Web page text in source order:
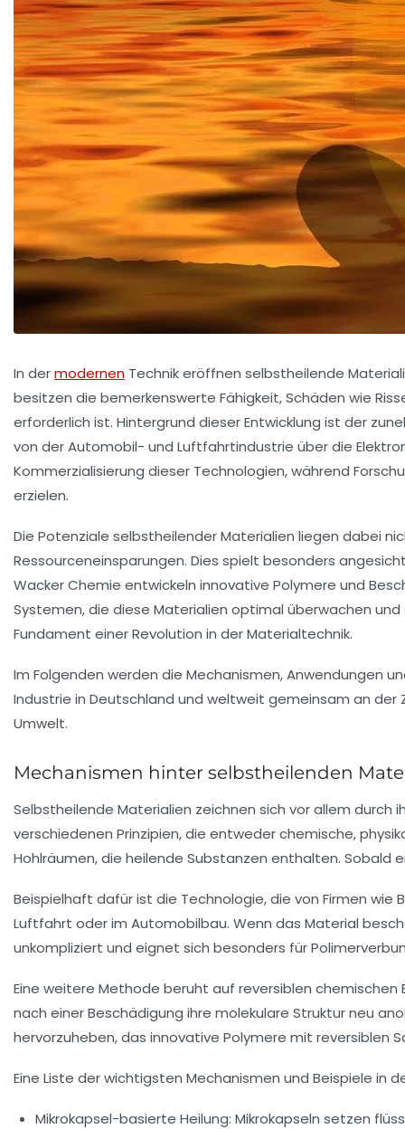
In dermodernen Technik eröffnen selbstheilende
besitzen die bemerkenswerte Fähigkeit, Schäden wie
erforderlich ist. Hintergrund dieser Entwicklung ist der
von der Automobil- und Luftfahrtindustrie über die
Kommerzialisierung dieser Technologien, während
erzielen.
Die Potenziale selbstheilender Materialien liegen dabei
Ressourceneinsparungen. Dies spielt besonders
Wacker Chemie entwickeln innovative Polymere und
Systemen, die diese Materialien optimal überwachen
Fundament einer Revolution in der Materialtechnik.
Im Folgenden werden die Mechanismen, Anwendungen
Industrie in Deutschland und weltweit gemeinsam an
Umwelt.
Mechanismen hinter selbstheilenden
Selbstheilende Materialien zeichnen sich vor allem durch
verschiedenen Prinzipien, die entweder chemische,
Hohlräumen, die heilende Substanzen enthalten.
Beispielhaft dafür ist die Technologie, die von Firmen wie
Luftfahrt oder im Automobilbau. Wenn das Material
unkompliziert und eignet sich besonders für
Eine weitere Methode beruht auf reversiblen
nach einer Beschädigung ihre molekulare Struktur neu
hervorzuheben, das innovative Polymere mit reversiblen
Eine Liste der wichtigsten Mechanismen und Beispiele in
Mikrokapsel-basierte Heilung: Mikrokapseln setzen